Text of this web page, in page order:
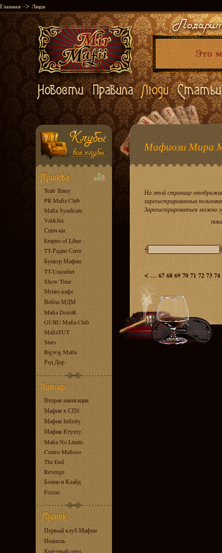
Главная -> Люди
Teatr Teney
PR Mafia Club
Mafia Syndicate
Val&Jee
Спич-ки
Empire of Liber
TT-Радио Сити
Бункер Мафии
TT-Unionbet
Show Time
Меню-кафе
Вобла МДМ
Mafia DozoR
GURU Mafia Club
MafiaTUT
Stars
Bigwig Mafia
Ред Дор
Вторая навигация
Мафия в СПб
Мафия Infinity
Мафия Ктулху
Mafia No Limits
Centro Mafioso
The End
Revenge
Бонни и Клайд
Forzas
Первый клуб Мафии
Неаполь
Крёстный отец
Мафиози Мира
На этой странице
зарегистрированных
Зарегистрироваться можно
< ... 67 68 69 70 71 72 73 74